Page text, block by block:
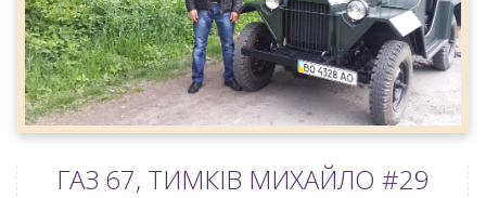
ГАЗ 67, ТИМКІВ МИХАЙЛО #29